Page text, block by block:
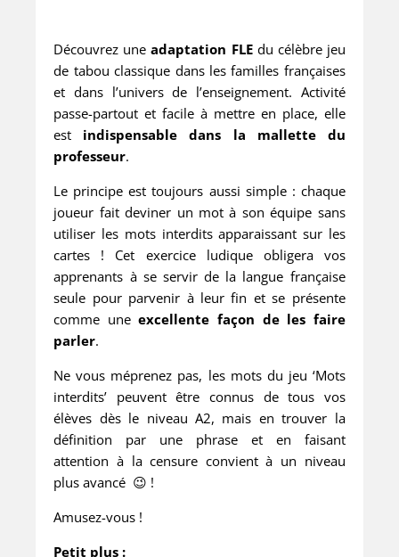
Découvrez uneadaptation FLEdu célèbre jeu
de tabou classique dans les familles françaises
et dans l’univers de l’enseignement. Activité
passe-partout et facile à mettre en place, elle
est indispensable dans la mallette du
professeur.
Le principe est toujours aussi simple : chaque
joueur fait deviner un mot à son équipe sans
utiliser les mots interdits apparaissant sur les
cartes ! Cet exercice ludique obligera vos
apprenants à se servir de la langue française
seule pour parvenir à leur fin et se présente
comme uneexcellente façon de les faire
parler.
Ne vous méprenez pas, les mots du jeu ‘Mots
interdits’ peuvent être connus de tous vos
élèves dès le niveau A2, mais en trouver la
définition par une phrase et en faisant
attention à la censure convient à un niveau
plus avancé 😉 !
Amusez-vous !
Petit plus :